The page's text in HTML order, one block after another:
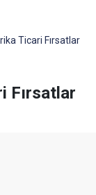
Ticari Fırsatlar
Fırsatlar